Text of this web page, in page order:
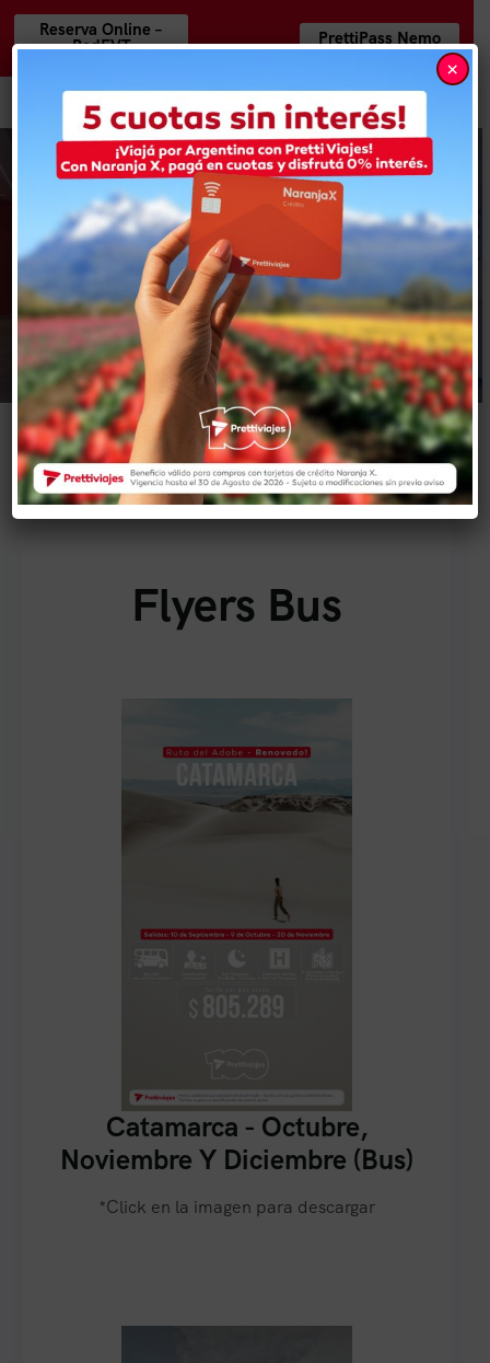
Reserva Online –
RedEVT PrettiPass Nemo
Flyers
Flyers Bus
Catamarca - Octubre,
Noviembre Y Diciembre (Bus)
*Click en la imagen para descargar
×